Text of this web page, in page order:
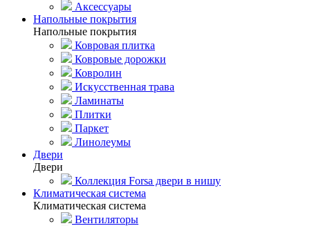
Аксессуары
Напольные покрытия
Напольные покрытия
Ковровая плитка
Ковровые дорожки
Ковролин
Искусственная трава
Ламинаты
Плитки
Паркет
Линолеумы
Двери
Двери
Коллекция Forsa двери в нишу
Климатическая система
Климатическая система
Вентиляторы